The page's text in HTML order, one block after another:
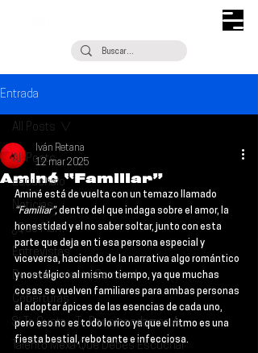
Entrada
All Posts
Escúchalo
Noticias
¿Qué Plan?
Entrevistas
Descubrimiento Semanal
Coberturas
Si Te Gusta... Te Recomendamos A...
Talento Mexa Que Debes Escuchar
All Posts
Aminé “Familiar”
Iván Retana
12 mar 2025
Aminé está de vuelta con un temazo llamado
“Familiar”, dentro del que indaga sobre el amor, la
honestidad y el no saber soltar, junto con esta
parte que deja en ti esa persona especial y
viceversa, haciendo de la narrativa algo romántico
y nostálgico al mismo tiempo, ya que muchas
cosas se vuelven familiares para ambas personas
al adoptar ápices de las esencias de cada uno,
pero eso no es todo lo rico ya que el ritmo es una
fiesta bestial, rebotante e infecciosa.